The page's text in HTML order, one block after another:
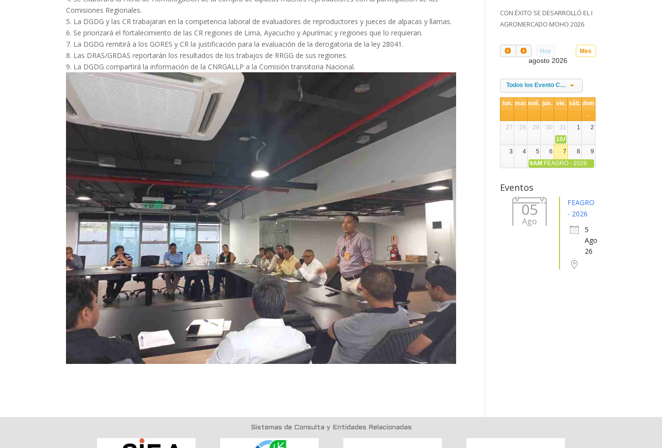
Comisiones Regionales.
5. La DGDG y las CR trabajaran en la competencia laboral de evaluadores de reproductores y jueces de alpacas y llamas.
6. Se priorizará el fortalecimiento de las CR regiones de Lima, Ayacucho y Apurímac y regiones que lo requieran.
7. La DGDG remitirá a los GORES y CR la justificación para la evaluación de la derogatoria de la ley 28041.
8. Las DRAS/GRDAS reportarán los resultados de los trabajos de RRGG de sus regiones.
9. La DGDG compartirá la información de la CNRGALLP a la Comisión transitoria Nacional.
CON ÉXITO SE DESARROLLÓ EL I
AGROMERCADO MOHO 2026
Hoy Mes
agosto 2026
Todos los Evento Categories
lun. mar.mié. jue. vie. sáb. dom
.
27
28 29 30 31 1
2
10AM
3
4 5 6 7 8
9
9AM FEAGRO - 2026
17 18 19 20 22 23
25 26
6
Eventos
05
Ago
FEAGRO
- 2026
5
Ago
26
Sistemas de Consulta y Entidades Relacionadas